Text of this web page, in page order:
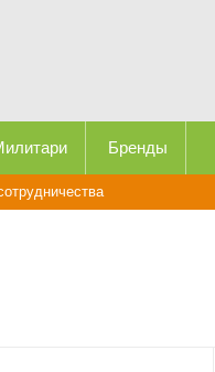
Бренды